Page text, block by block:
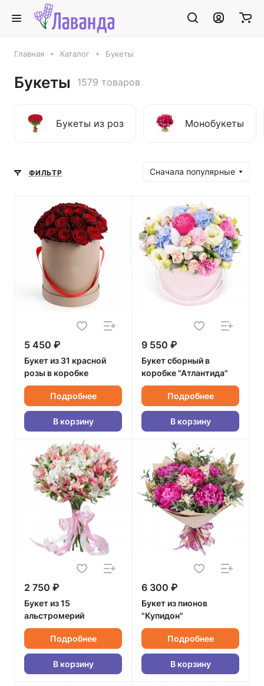
Главная Каталог Букеты
Букеты 1579 товаров
Букеты из роз Монобукеты
ФИЛЬТР Сначала популярные
5 450 ₽
Букет из 31 красной
розы в коробке
Подробнее
В корзину
9 550 ₽
Букет сборный в
коробке "Атлантида"
Подробнее
В корзину
2 750 ₽
Букет из 15
альстромерий
Подробнее
В корзину
6 300 ₽
Букет из пионов
"Купидон"
Подробнее
В корзину